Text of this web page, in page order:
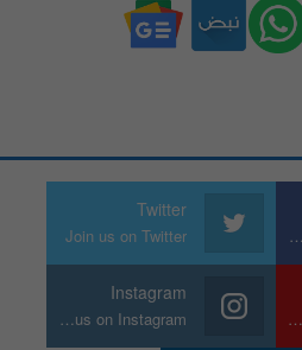
Join us on Facebook
Twitter
Join us on Twitter
Join us on Youtube
Instagram
Join us on Instagram